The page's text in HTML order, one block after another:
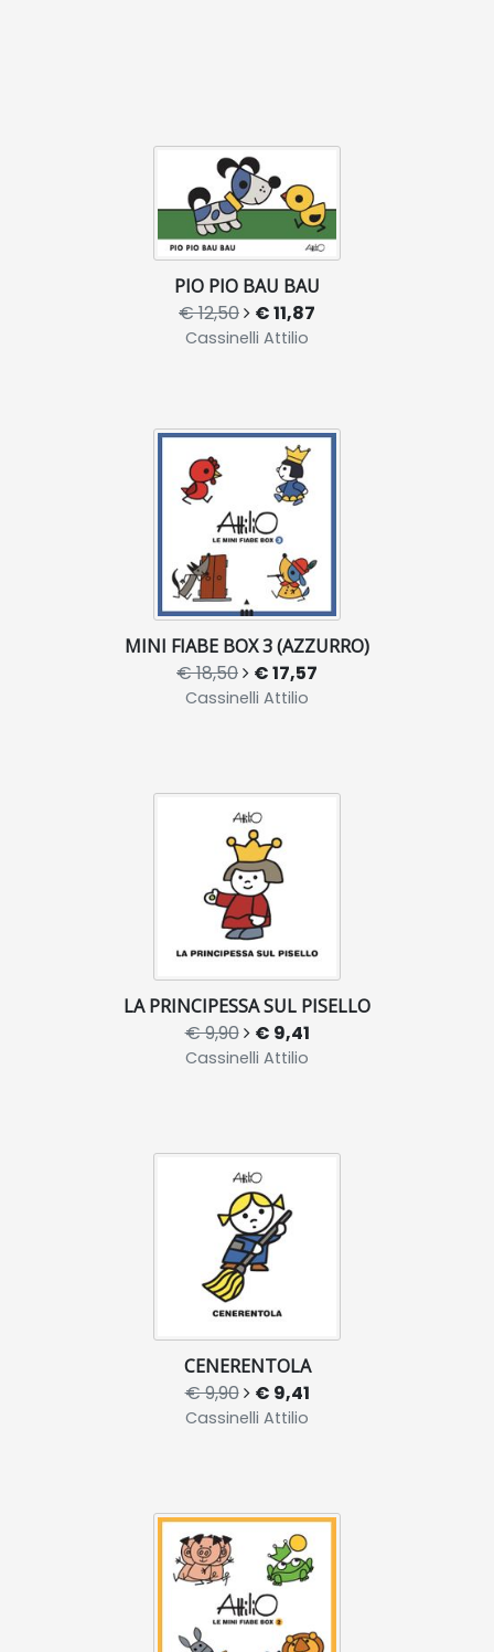
PIO PIO BAU BAU
€ 12,50 € 11,87
Cassinelli Attilio
MINI FIABE BOX 3 (AZZURRO)
€ 18,50 € 17,57
Cassinelli Attilio
LA PRINCIPESSA SUL PISELLO
€ 9,90 € 9,41
Cassinelli Attilio
CENERENTOLA
€ 9,90 € 9,41
Cassinelli Attilio